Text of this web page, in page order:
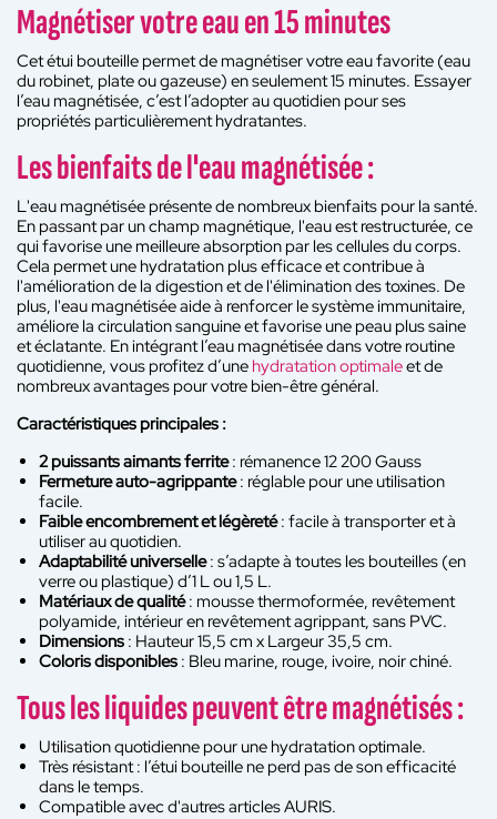
Magnétiser votre eau en 15 minutes
Cet étui bouteille permet de magnétiser votre eau favorite (eau
du robinet, plate ou gazeuse) en seulement 15 minutes. Essayer
l’eau magnétisée, c’est l’adopter au quotidien pour ses
propriétés particulièrement hydratantes.
Les bienfaits de l'eau magnétisée :
L'eau magnétisée présente de nombreux bienfaits pour la santé.
En passant par un champ magnétique, l'eau est restructurée, ce
qui favorise une meilleure absorption par les cellules du corps.
Cela permet une hydratation plus efficace et contribue à
l'amélioration de la digestion et de l'élimination des toxines. De
plus, l'eau magnétisée aide à renforcer le système immunitaire,
améliore la circulation sanguine et favorise une peau plus saine
et éclatante. En intégrant l’eau magnétisée dans votre routine
quotidienne, vous profitez d’une hydratation optimaleet de
nombreux avantages pour votre bien-être général.
Caractéristiques principales :
2 puissants aimants ferrite: rémanence 12 200 Gauss
Fermeture auto-agrippante: réglable pour une utilisation
facile.
Faible encombrement et légèreté: facile à transporter et à
utiliser au quotidien.
Adaptabilité universelle: s’adapte à toutes les bouteilles (en
verre ou plastique) d’1 L ou 1,5 L.
Matériaux de qualité: mousse thermoformée, revêtement
polyamide, intérieur en revêtement agrippant, sans PVC.
Dimensions : Hauteur 15,5 cm x Largeur 35,5 cm.
Coloris disponibles : Bleu marine, rouge, ivoire, noir chiné.
Tous les liquides peuvent être magnétisés :
Utilisation quotidienne pour une hydratation optimale.
Très résistant : l’étui bouteille ne perd pas de son efficacité
dans le temps.
Compatible avec d'autres articles AURIS.